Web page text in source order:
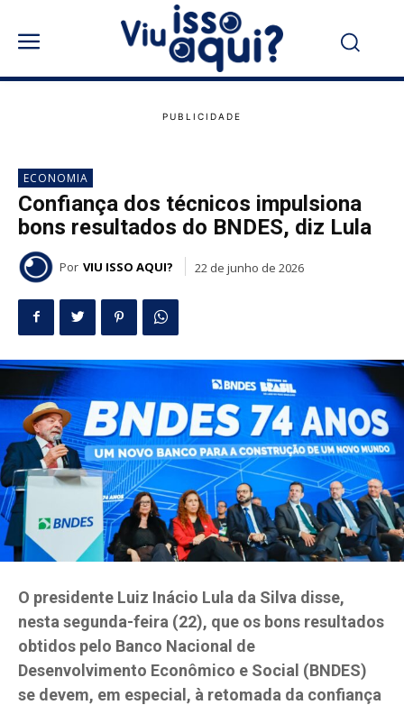
ECONOMIA
Confiança dos técnicos impulsiona
bons resultados do BNDES, diz Lula
Por VIU ISSO AQUI? 22 de junho de 2026
O presidente Luiz Inácio Lula da Silva disse,
nesta segunda-feira (22), que os bons resultados
obtidos pelo Banco Nacional de
Desenvolvimento Econômico e Social (BNDES)
se devem, em especial, à retomada da confiança